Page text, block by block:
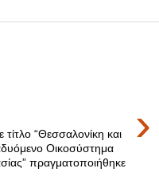
›
“Θεσσαλονίκη και
Οικοσύστημα
πραγματοποιήθηκε